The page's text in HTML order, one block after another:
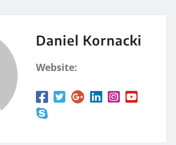
Daniel Kornacki
Website: